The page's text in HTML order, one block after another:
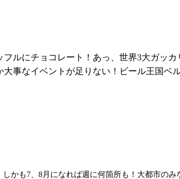
ルにチョコレート！あっ、世界3大ガッカ
事なイベントが足りない！ビール王国ベ
かも7、8月になれば週に何箇所も！大都市の